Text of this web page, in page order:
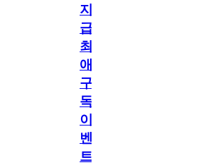
지
급!
최
애
구
독
이
벤
트